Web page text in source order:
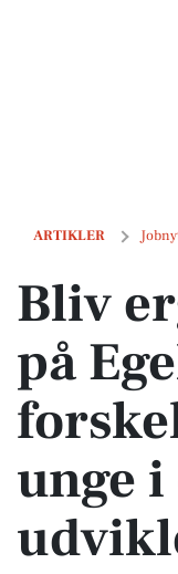
ARTIKLER
Bliv ergoterapeut
Bliv
på
unge